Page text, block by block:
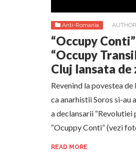
Anti-Romania
“Occupy
“Occupy
Cluj lansata
Revenind la povestea
ca anarhistii Soros si-au
a declansarii “Revolutiei
“Ocuppy Conti” (vezi
READ MORE